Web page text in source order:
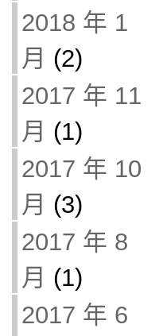
2018 年 1
月 (2)
2017 年 11
月 (1)
2017 年 10
月 (3)
2017 年 8
月 (1)
2017 年 6